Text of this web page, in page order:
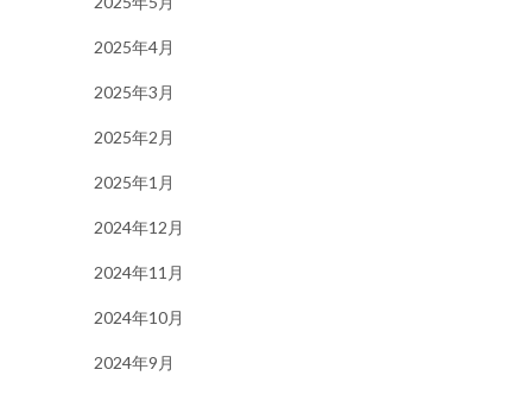
2025年4月
2025年3月
2025年2月
2025年1月
2024年12月
2024年11月
2024年10月
2024年9月